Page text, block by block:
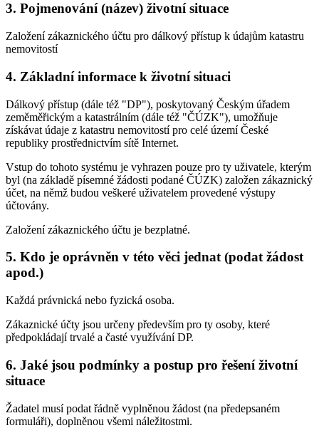
3. Pojmenování (název) životní situace
Založení zákaznického účtu pro dálkový přístup k údajům katastru
nemovitostí
4. Základní informace k životní situaci
Dálkový přístup (dále též "DP"), poskytovaný Českým úřadem
zeměměřickým a katastrálním (dále též "ČÚZK"), umožňuje
získávat údaje z katastru nemovitostí pro celé území České
republiky prostřednictvím sítě Internet.
Vstup do tohoto systému je vyhrazen pouze pro ty uživatele, kterým
byl (na základě písemné žádosti podané ČÚZK) založen zákaznický
účet, na němž budou veškeré uživatelem provedené výstupy
účtovány.
Založení zákaznického účtu je bezplatné.
5. Kdo je oprávněn v této věci jednat (podat žádost
apod.)
Každá právnická nebo fyzická osoba.
Zákaznické účty jsou určeny především pro ty osoby, které
předpokládají trvalé a časté využívání DP.
6. Jaké jsou podmínky a postup pro řešení životní
situace
Žadatel musí podat řádně vyplněnou žádost (na předepsaném
formuláři), doplněnou všemi náležitostmi.